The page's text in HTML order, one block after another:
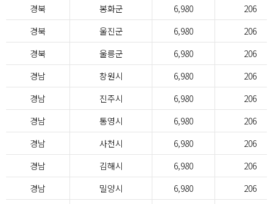
경북
봉화군 6,980
206
경북
울진군 6,980
206
경북
울릉군 6,980
206
경남
창원시 6,980
206
경남
진주시 6,980
206
경남
통영시 6,980
206
경남
사천시 6,980
206
경남
김해시 6,980
206
경남
밀양시 6,980
206